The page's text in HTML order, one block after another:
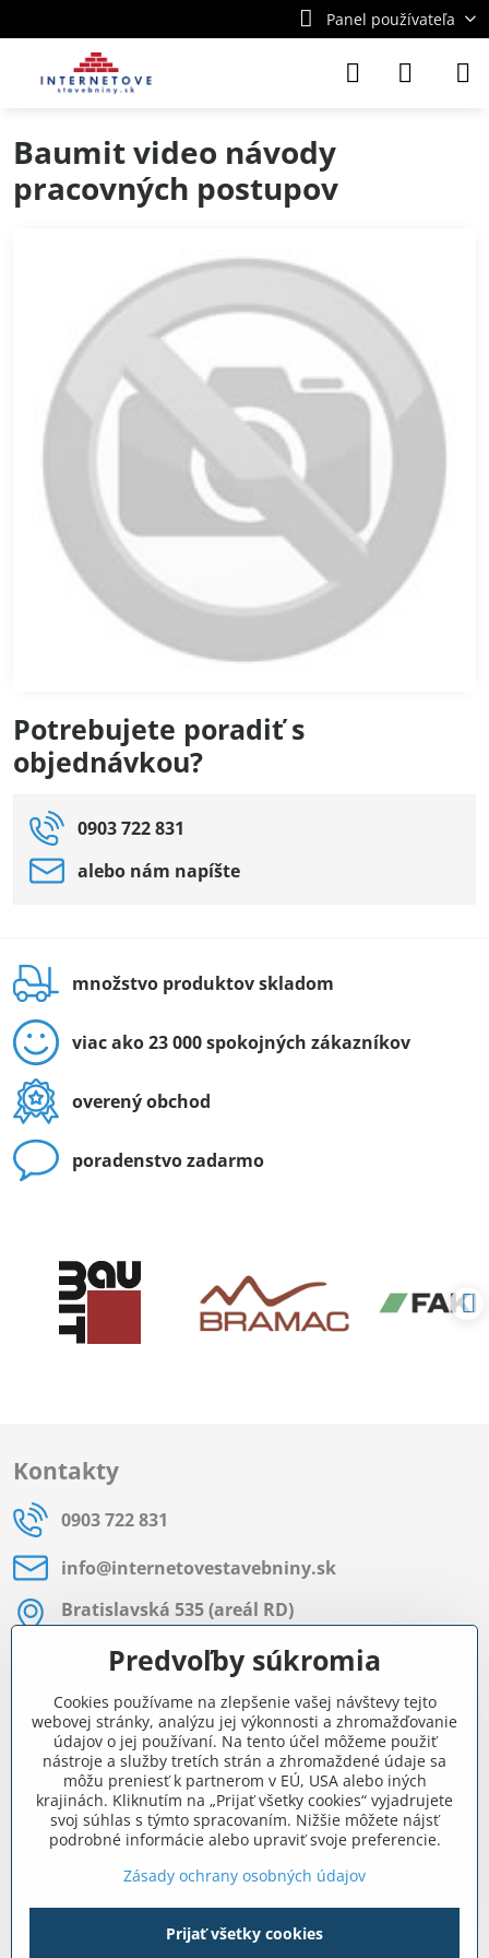
Panel používateľa
Baumit video návody
pracovných postupov
Potrebujete poradiť s
objednávkou?
0903 722 831
alebo nám napíšte
množstvo produktov skladom
viac ako 23 000 spokojných zákazníkov
overený obchod
poradenstvo zadarmo
Kontakty
0903 722 831
info​@internetovestavebniny​.sk
Bratislavská 535 (areál RD)
Most pri Bratislave
Pon - Pia 8:00 - 11:30 a 12:15 - 15:30
Facebook
Navigácia
Všetko o nákupe
©2026Copyright
Predvoľby súkromia
Cookies používame na zlepšenie vašej návštevy tejto
webovej stránky, analýzu jej výkonnosti a zhromažďovanie
údajov o jej používaní. Na tento účel môžeme použiť
nástroje a služby tretích strán a zhromaždené údaje sa
môžu preniesť k partnerom v EÚ, USA alebo iných
krajinách. Kliknutím na „Prijať všetky cookies“ vyjadrujete
svoj súhlas s týmto spracovaním. Nižšie môžete nájsť
podrobné informácie alebo upraviť svoje preferencie.
Zásady ochrany osobných údajov
Prijať všetky cookies